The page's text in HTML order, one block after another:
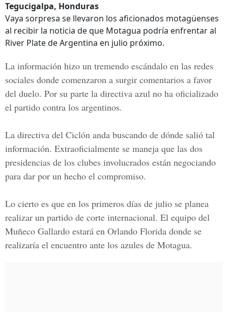
Tegucigalpa, Honduras
Vaya sorpresa se llevaron los aficionados motagüenses
al recibir la noticia de que Motagua podría enfrentar al
River Plate de Argentina en julio próximo.
La información hizo un tremendo escándalo en las redes
sociales donde comenzaron a surgir comentarios a favor
del duelo. Por su parte la directiva azul no ha oficializado
el partido contra los argentinos.
La directiva del Ciclón anda buscando de dónde salió tal
información. Extraoficialmente se maneja que las dos
presidencias de los clubes involucrados están negociando
para dar por un hecho el compromiso.
Lo cierto es que en los primeros días de julio se planea
realizar un partido de corte internacional. El equipo del
Muñeco Gallardo estará en Orlando Florida donde se
realizaría el encuentro ante los azules de Motagua.